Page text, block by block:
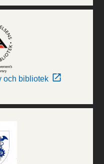
och bibliotek